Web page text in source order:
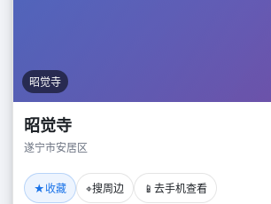
昭觉寺
昭觉寺
遂宁市安居区
★收藏 ⌖搜周边 📱 去手机查看